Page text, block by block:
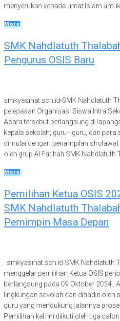
menyerukan kepada umat Islam untuk
More
SMK Nahdlatuth
Pengurus OSIS Baru
smkyasinat.sch.id-SMK Nahdlatuth
pelepasan Organisasi Siswa Intra
Acara tersebut berlangsung di
kepala sekolah, guru - guru, dan para
dimulai dengan penampilan
oleh grup Al Fatihah SMK Nahdlatuth
More
Pemilihan Ketua OSIS
SMK Nahdlatuth
Pemimpin Masa Depan
smkyasinat.sch.id-SMK Nahdlatuth
menggelar pemilihan Ketua OSIS
berlangsung pada 09 Oktober 2024.
lingkungan sekolah dan dihadiri oleh
guru yang mendukung jalannya
Pemilihan kali ini diikuti oleh tiga calon